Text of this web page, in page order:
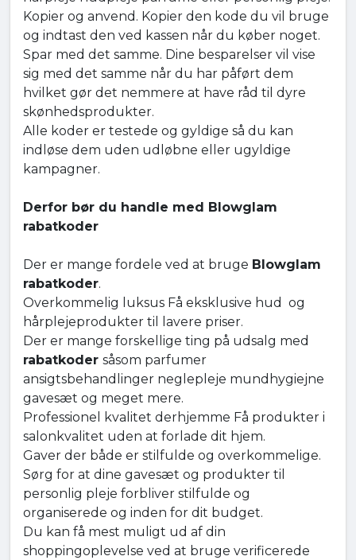
Kopier og anvend. Kopier den kode du vil bruge
og indtast den ved kassen når du køber noget.
Spar med det samme. Dine besparelser vil vise
sig med det samme når du har påført dem
hvilket gør det nemmere at have råd til dyre
skønhedsprodukter.
Alle koder er testede og gyldige så du kan
indløse dem uden udløbne eller ugyldige
kampagner.
Derfor bør du handle med Blowglam
rabatkoder
Der er mange fordele ved at bruge Blowglam
rabatkoder.
Overkommelig luksus Få eksklusive hud og
hårplejeprodukter til lavere priser.
Der er mange forskellige ting på udsalg med
rabatkoder såsom parfumer
ansigtsbehandlinger neglepleje mundhygiejne
gavesæt og meget mere.
Professionel kvalitet derhjemme Få produkter i
salonkvalitet uden at forlade dit hjem.
Gaver der både er stilfulde og overkommelige.
Sørg for at dine gavesæt og produkter til
personlig pleje forbliver stilfulde og
organiserede og inden for dit budget.
Du kan få mest muligt ud af din
shoppingoplevelse ved at bruge verificerede